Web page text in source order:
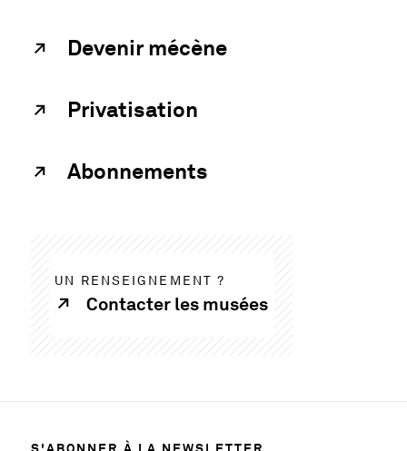
Devenir mécène
Privatisation
Abonnements
UN RENSEIGNEMENT ?
Contacter les musées
S'ABONNER À LA NEWSLETTER